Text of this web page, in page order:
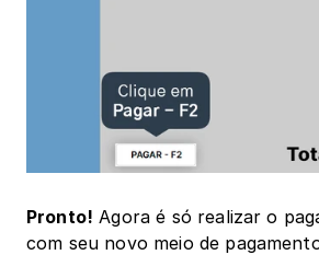
Pronto! Agora é só realizar o
com seu novo meio de